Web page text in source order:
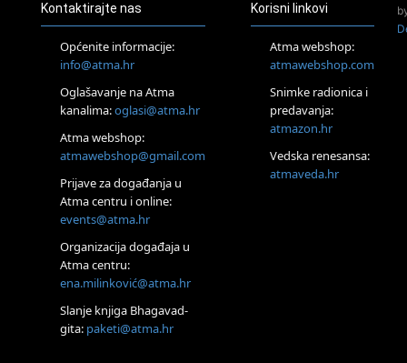
Pjesma srca / Zagreb
Tečaj Višeg Vodstva, razvijanja intuicije i Akaša zapisa
Online
Postanite Nositelj Vibracije Nove Zemlje
Visoko
Alemka Dauskardt – Jednodnevna radionica sistemskih
konstelacija
Zagreb
HOD PO ŽERAVICI – Seminar koji mijenja tijelo, duh i um
SoulFest – Festival glazbe, mudrosti i zajedništva
Zagreb
Access BARS® edukacija otpusti stres
Kontaktirajte nas
Općenite informacije:
info@atma.hr
Oglašavanje na Atma
kanalima:oglasi@atma.hr
Atma webshop:
atmawebshop@gmail.com
Prijave za događanja u
Atma centru i online:
events@atma.hr
Organizacija događaja u
Atma centru:
ena.milinković@atma.hr
Slanje knjiga Bhagavad-
gita: paketi@atma.hr
Korisni linkovi
Atma webshop:
atmawebshop.com
Snimke radionica i
predavanja:
atmazon.hr
Vedska renesansa:
atmaveda.hr